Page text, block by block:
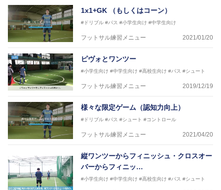
【資格】
JFA公認A級コーチジェネラルライセンス・JFA公認フ
ットサルB級コーチライセンス
横山 哲久
【指導歴】
ASV ペスカドーラ町田 監督、FC VIGORE 監督
【資格】
日本サッカー協会公認B級ライセンス・日本サッカー
協会公認フットサルB級ライセンス
※全コーチボンフィンサッカースクール所属
1x1+GK （もしくはコーン）
#ドリブル #パス #小学生向け #中学生向け
フットサル練習メニュー 2021/01/20
ピヴォとワンツー
#小学生向け #中学生向け #高校生向け #パス #シュート
フットサル練習メニュー 2019/12/19
様々な限定ゲーム（認知力向上）
#ドリブル #パス #シュート #コントロール
フットサル練習メニュー 2021/04/20
縦ワンツーからフィニッシュ・クロスオー
バーからフィニッ…
#小学生向け #中学生向け #高校生向け #パス #シュート